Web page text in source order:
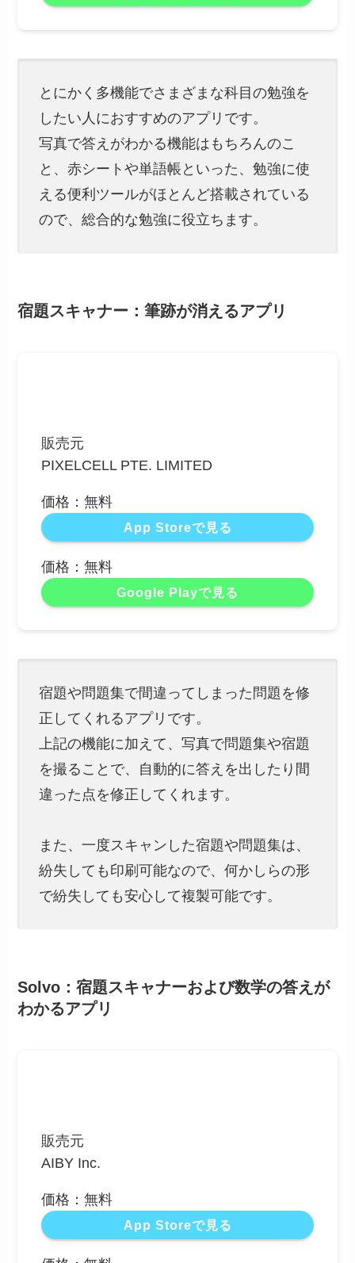
とにかく多機能でさまざまな科目の勉強を
したい人におすすめのアプリです。
写真で答えがわかる機能はもちろんのこ
と、赤シートや単語帳といった、勉強に使
える便利ツールがほとんど搭載されている
ので、総合的な勉強に役立ちます。
宿題スキャナー：筆跡が消えるアプリ
販売元
PIXELCELL PTE. LIMITED
価格：無料
App Storeで見る
価格：無料
Google Playで見る
宿題や問題集で間違ってしまった問題を修
正してくれるアプリです。
上記の機能に加えて、写真で問題集や宿題
を撮ることで、自動的に答えを出したり間
違った点を修正してくれます。
また、一度スキャンした宿題や問題集は、
紛失しても印刷可能なので、何かしらの形
で紛失しても安心して複製可能です。
Solvo：宿題スキャナーおよび数学の答えが
わかるアプリ
販売元
AIBY Inc.
価格：無料
App Storeで見る